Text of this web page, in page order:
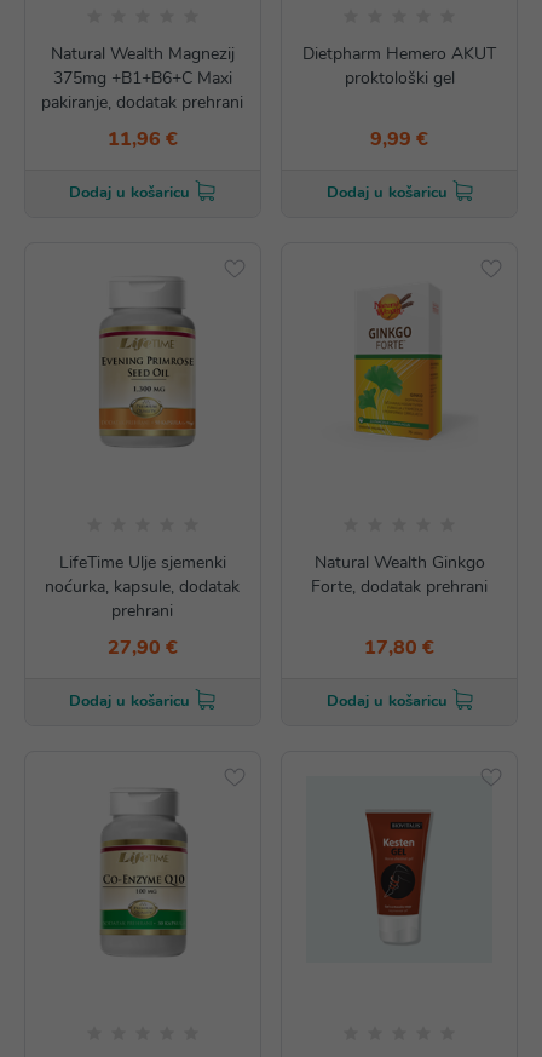
Natural Wealth Magnezij
375mg +B1+B6+C Maxi
pakiranje, dodatak prehrani
11,96 €
Dodaj u košaricu
Dietpharm Hemero AKUT
proktološki gel
9,99 €
Dodaj u košaricu
LifeTime Ulje sjemenki
noćurka, kapsule, dodatak
prehrani
27,90 €
Dodaj u košaricu
Natural Wealth Ginkgo
Forte, dodatak prehrani
17,80 €
Dodaj u košaricu